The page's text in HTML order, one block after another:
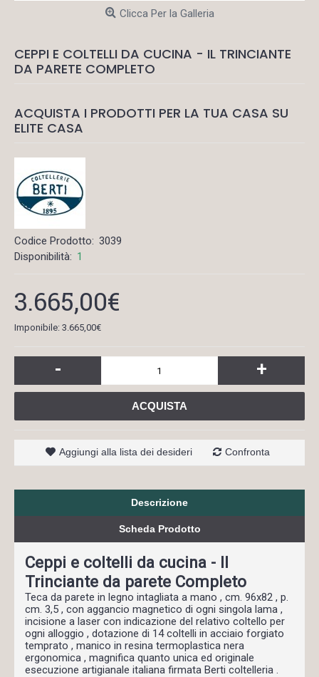
Clicca Per la Galleria
CEPPI E COLTELLI DA CUCINA - IL TRINCIANTE
DA PARETE COMPLETO
ACQUISTA I PRODOTTI PER LA TUA CASA SU
ELITE CASA
Codice Prodotto: 3039
Disponibilità: 1
3.665,00€
Imponibile: 3.665,00€
- +
ACQUISTA
Aggiungi alla lista dei desideri Confronta
Descrizione
Scheda Prodotto
Ceppi e coltelli da cucina - Il
Trinciante da parete Completo
Teca da parete in legno intagliata a mano , cm. 96x82 , p.
cm. 3,5 , con aggancio magnetico di ogni singola lama ,
incisione a laser con indicazione del relativo coltello per
ogni alloggio , dotazione di 14 coltelli in acciaio forgiato
temprato , manico in resina termoplastica nera
ergonomica , magnifica quanto unica ed originale
esecuzione artigianale italiana firmata Berti coltelleria .